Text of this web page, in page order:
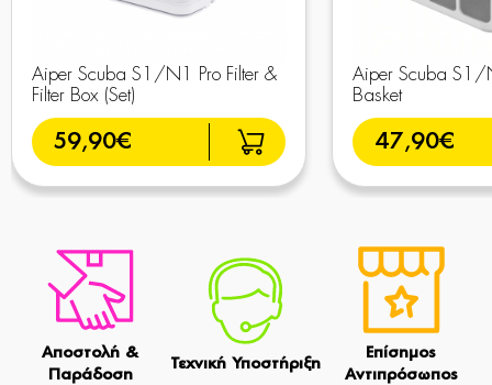
Aiper Scuba S1/N1 Pro Filter &
Filter Box (Set)
59,90€
Aiper Scuba S1/
Basket
47,90€
Αποστολή &
Παράδοση
Τεχνική Υποστήριξη
Επίσημος
Αντιπρόσωπος